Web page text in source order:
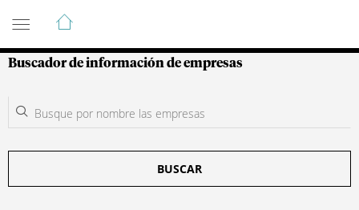
Guía de Empresas Colombianas
Buscador de información de empresas
BUSCAR